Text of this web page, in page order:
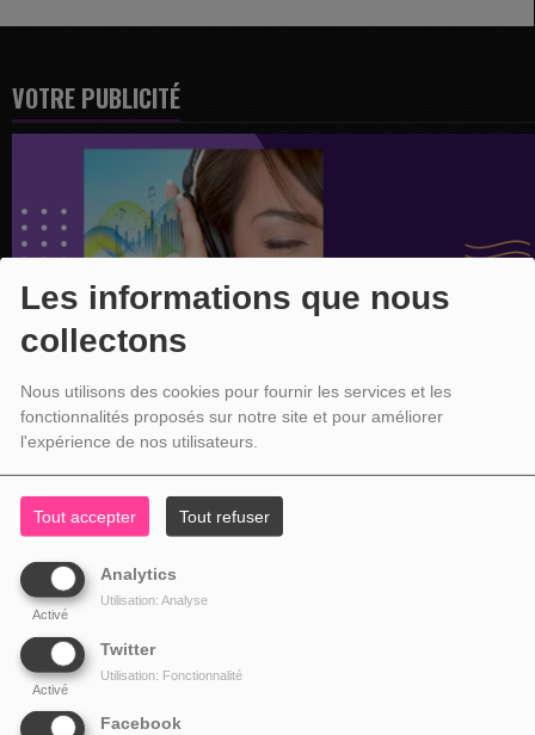
Les informations que nous
collectons
Nous utilisons des cookies pour fournir les services et les
fonctionnalités proposés sur notre site et pour améliorer
l'expérience de nos utilisateurs.
Tout accepter Tout refuser
Analytics
Activé
Utilisation: Analyse
Twitter
Activé
Utilisation: Fonctionnalité
Facebook
VOTRE PUBLICITÉ